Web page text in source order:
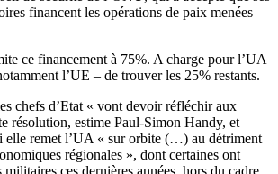
financent les opérations de paix menées
ce financement à 75%. A charge pour l’UA
l’UE – de trouver les 25% restants.
chefs d’Etat « vont devoir réfléchir aux
résolution, estime Paul-Simon Handy, et
elle remet l’UA « sur orbite (…) au détriment
régionales », dont certaines ont
ces dernières années, hors du cadre